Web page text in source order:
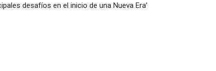
desafíos en el inicio de una Nueva Era’